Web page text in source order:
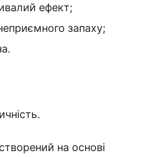
ефект;
запаху;
на основі